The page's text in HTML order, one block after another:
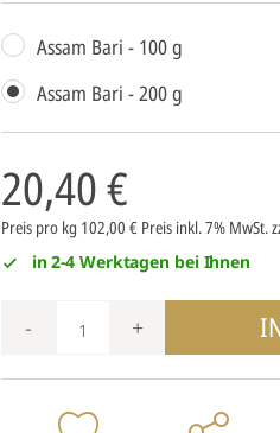
Assam Bari - 100 g
Assam Bari - 200 g
20,40 €
Preis pro kg 102,00 € Preis inkl. 7% MwSt.
in 2-4 Werktagen bei Ihnen
+
-